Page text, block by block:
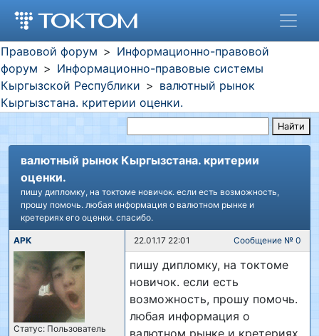
Правовой форум
Информационно-правовой
форум
Информационно-правовые системы
Кыргызской Республики
валютный рынок
Кыргызстана. критерии оценки.
Найти
валютный рынок Кыргызстана. критерии
оценки.
пишу дипломку, на токтоме новичок. если есть возможность,
прошу помочь. любая информация о валютном рынке и
кретериях его оценки. спасибо.
АРК
Статус: Пользователь
22.01.17 22:01 Сообщение № 0
пишу дипломку, на токтоме
новичок. если есть
возможность, прошу помочь.
любая информация о
валютном рынке и кретериях